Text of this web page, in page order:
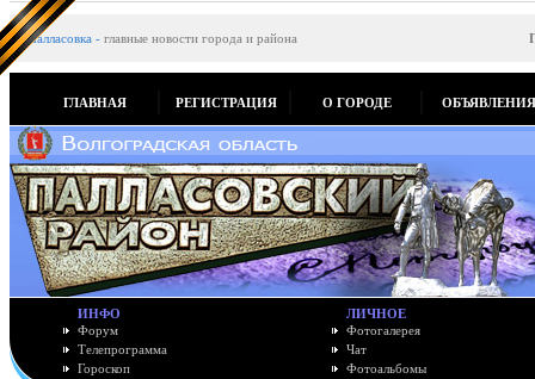
Палласовка - главные новости города и района
ГЛАВНАЯ РЕГИСТРАЦИЯ О ГОРОДЕ ОБЪЯВЛЕНИЯ
ИНФО
Форум
Телепрограмма
Гороскоп
ЛИЧНОЕ
Фотогалерея
Чат
Фотоальбомы